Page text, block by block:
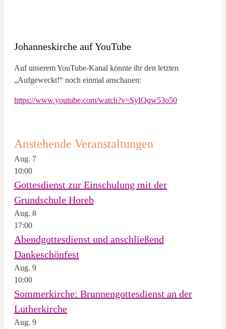
Johanneskirche auf YouTube
Auf unserem YouTube-Kanal könnte ihr den letzten
„Aufgeweckt!“ noch einmal anschauen:
https://www.youtube.com/watch?v=SyIQqw53o50
Anstehende Veranstaltungen
Aug. 7
10:00
Gottesdienst zur Einschulung mit der
Grundschule Horeb
Aug. 8
17:00
Abendgottesdienst und anschließend
Dankeschönfest
Aug. 9
10:00
Sommerkirche: Brunnengottesdienst an der
Lutherkirche
Aug. 9